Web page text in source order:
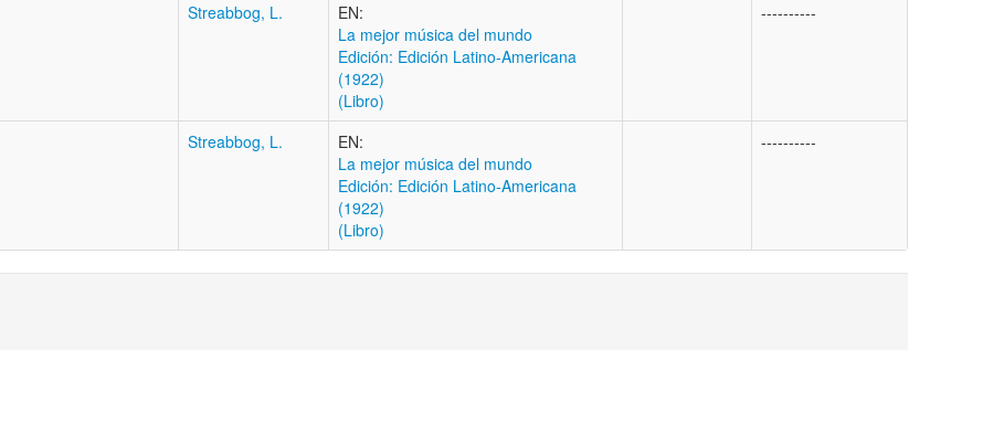
Streabbog, L.
EN:
La mejor música del mundo
Edición: Edición Latino-Americana
(1922)
(Libro)
----------
Streabbog, L.
EN:
La mejor música del mundo
Edición: Edición Latino-Americana
(1922)
(Libro)
----------